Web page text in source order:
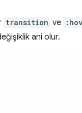
transition ve
ani olur.